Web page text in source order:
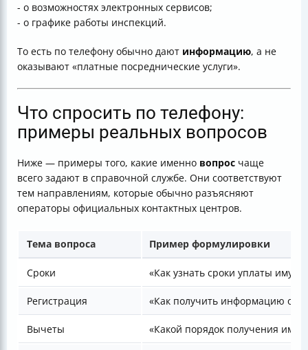
- о возможностях электронных сервисов;
- о графике работы инспекций.
То есть по телефону обычно дают информацию, а не
оказывают «платные посреднические услуги».
Что спросить по телефону:
примеры реальных вопросов
Ниже — примеры того, какие именно вопрос чаще
всего задают в справочной службе. Они соответствуют
тем направлениям, которые обычно разъясняют
операторы официальных контактных центров.
Тема вопроса Пример формулировки
Сроки «Как узнать сроки уплаты
Регистрация «Как получить информацию о
Вычеты «Какой порядок получения